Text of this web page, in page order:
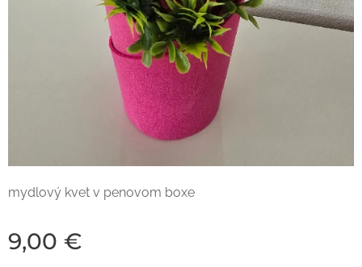
mydlový kvet v penovom boxe
9,00 €